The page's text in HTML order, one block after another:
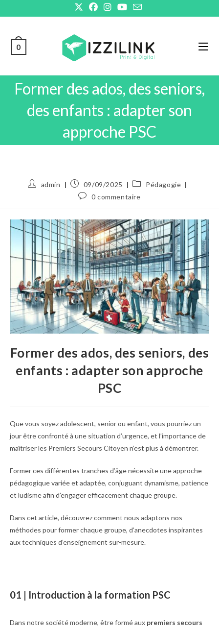
to
0
Former des ados, des seniors,
des enfants : adapter son
approche PSC
Auteur/autrice
admin
Publication
publiée :
09/09/2025
Post
category:
Pédagogie
Commentaires
publication :
0 commentaire
Former des ados, des seniors, des
enfants : adapter son approche
PSC
Que vous soyez adolescent, senior ou enfant, vous pourriez un
jour être confronté à une situation d’urgence, et l’importance de
maîtriser les Premiers Secours Citoyen n’est plus à démontrer.
Former ces différentes tranches d’âge nécessite une approche
pédagogique variée et adaptée, conjuguant dynamisme, patience
et ludisme afin d’engager efficacement chaque groupe.
Dans cet article, découvrez comment nous adaptons nos
méthodes pour former chaque groupe, d’anecdotes inspirantes
aux techniques d’enseignement sur-mesure.
01 | Introduction à la formation PSC
Dans notre société moderne, être formé aux premiers secours